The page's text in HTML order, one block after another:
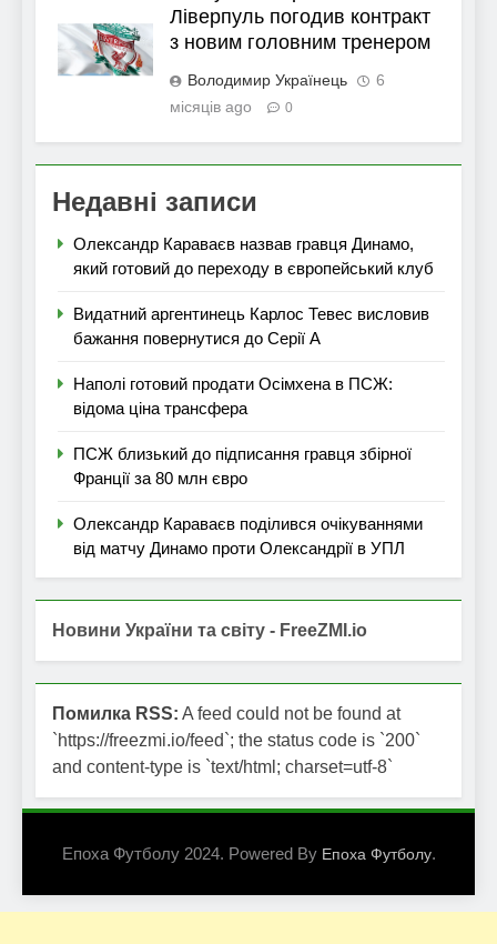
Ліверпуль погодив контракт
з новим головним тренером
Володимир Українець
6
місяців ago
0
Недавні записи
Олександр Караваєв назвав гравця Динамо,
який готовий до переходу в європейський клуб
Видатний аргентинець Карлос Тевес висловив
бажання повернутися до Серії А
Наполі готовий продати Осімхена в ПСЖ:
відома ціна трансфера
ПСЖ близький до підписання гравця збірної
Франції за 80 млн євро
Олександр Караваєв поділився очікуваннями
від матчу Динамо проти Олександрії в УПЛ
Новини України та світу - FreeZMI.io
Помилка RSS: A feed could not be found at
`https://freezmi.io/feed`; the status code is `200`
and content-type is `text/html; charset=utf-8`
Епоха Футболу 2024. Powered By Епоха Футболу.